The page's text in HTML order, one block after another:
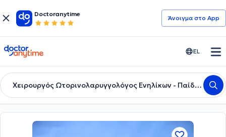
Doctoranytime
Άνοιγμα στο App
doctoranytime EL
Χειρουργός Ωτορινολαρυγγολόγος Ενηλίκων - Παίδων